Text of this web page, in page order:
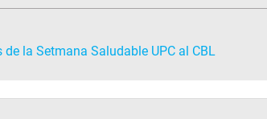
la Setmana Saludable UPC al CBL